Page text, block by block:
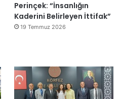
Perinçek: “İnsanlığın
Kaderini Belirleyen İttifak”
19 Temmuz 2026